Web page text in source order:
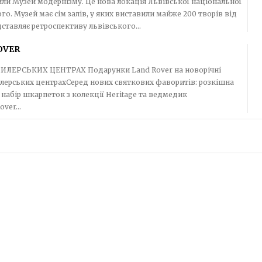
від
ретроспективу львівського...
Land Rover на новорічні
центрахСеред нових святкових фаворитів: розкішна
шкарпеток з колекції Heritage та ведмедик